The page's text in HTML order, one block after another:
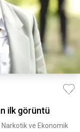
ilk görüntü
Narkotik ve Ekonomik